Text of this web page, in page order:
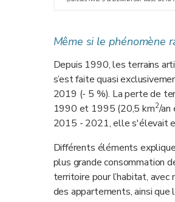
Même si le phénomène
Depuis 1990, les terrains
s’est faite quasi
2019 (- 5 %). La perte de
1990 et 1995 (20,5 km2/an
2015 - 2021, elle s'élevait
Différents éléments
plus grande consommation
territoire pour l’habitat,
des appartements, ainsi que